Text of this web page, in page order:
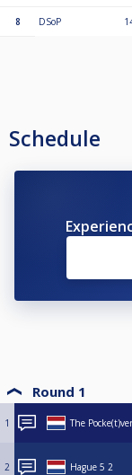
8 DSoP
Schedule
Round 1
1 The
2 Hague 5 2